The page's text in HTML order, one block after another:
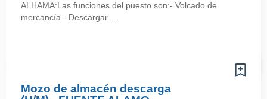
ALHAMA:Las funciones del puesto son:- Volcado de
mercancía - Descargar ...
Mozo de almacén descarga